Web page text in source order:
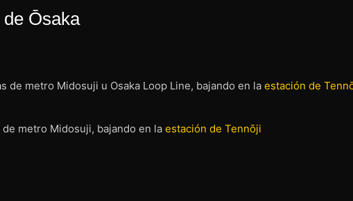
Ōsaka
de metro Midosuji u Osaka Loop Line, bajando en la estación de
metro Midosuji, bajando en la estación de Tennōji